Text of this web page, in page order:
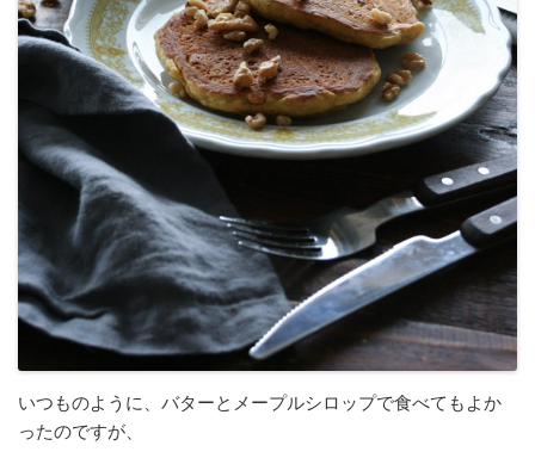
いつものように、バターとメープルシロップで食べてもよか
ったのですが、